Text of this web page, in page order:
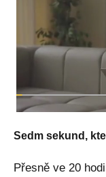
Sedm sekund,
Přesně ve 20